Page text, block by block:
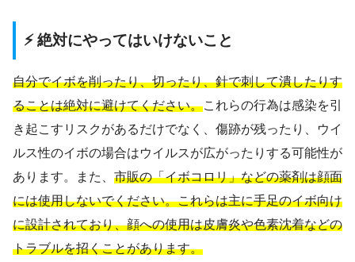
⚡ 絶対にやってはいけないこと
自分でイボを削ったり、切ったり、針で刺して潰したりす
ることは絶対に避けてください。これらの行為は感染を引
き起こすリスクがあるだけでなく、傷跡が残ったり、ウイ
ルス性のイボの場合はウイルスが広がったりする可能性が
あります。また、 市販の「イボコロリ」などの薬剤は顔面
には使用しないでください。これらは主に手足のイボ向け
に設計されており、顔への使用は皮膚炎や色素沈着などの
トラブルを招くことがあります。